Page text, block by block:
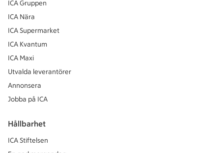
ICA Gruppen
ICA Nära
ICA Supermarket
ICA Kvantum
ICA Maxi
Utvalda leverantörer
Annonsera
Jobba på ICA
Hållbarhet
ICA Stiftelsen